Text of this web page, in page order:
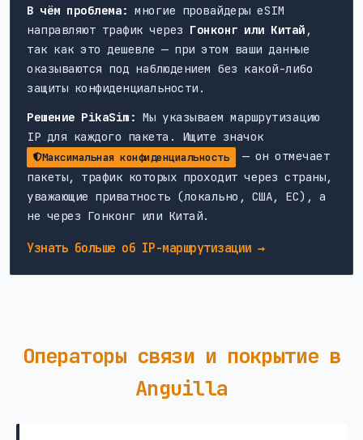
В чём проблема: многие провайдеры eSIM
направляют трафик через Гонконг или Китай ,
так как это дешевле — при этом ваши данные
оказываются под наблюдением без какой-либо
защиты конфиденциальности.
Решение PikaSim: Мы указываем маршрутизацию
IP для каждого пакета. Ищите значок
Максимальная конфиденциальность
— он отмечает
пакеты, трафик которых проходит через страны,
уважающие приватность (локально, США, ЕС), а
не через Гонконг или Китай.
Узнать больше об IP-маршрутизации →
Операторы связи и покрытие в
Anguilla